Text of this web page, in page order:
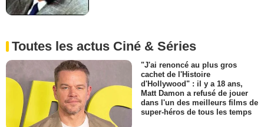
Toutes les actus Ciné & Séries
"J'ai renoncé au plus gros
cachet de l'Histoire
d'Hollywood" : il y a 18 ans,
Matt Damon a refusé de jouer
dans l'un des meilleurs films de
super-héros de tous les temps